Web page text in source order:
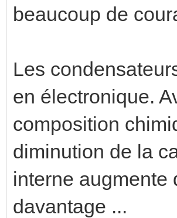
beaucoup de
Les
en électronique.
composition
diminution de la
interne augmente
davantage ...